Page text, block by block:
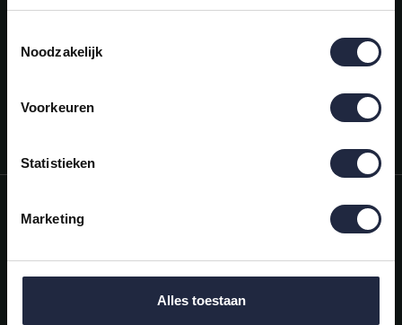
Noodzakelijk
Voorkeuren
Statistieken
Marketing
Alles toestaan
AANMELDEN
Mijn account
Categorieën